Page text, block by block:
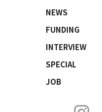
NEWS
FUNDING
INTERVIEW
SPECIAL
JOB